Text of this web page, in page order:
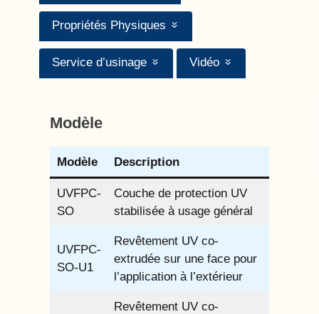
Propriétés Physiques
Service d’usinage Vidéo
Modèle
Modèle Description
UVFPC-
SO
Couche de protection UV
stabilisée à usage général
UVFPC-
SO-U1
Revêtement UV co-
extrudée sur une face pour
l’application à l’extérieur
Revêtement UV co-